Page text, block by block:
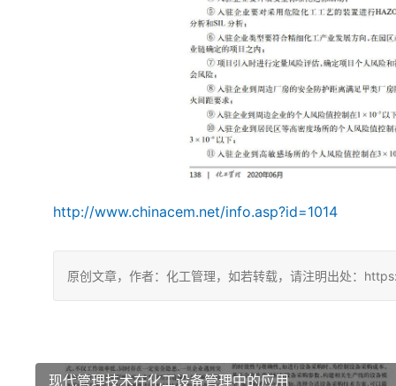
http://www.chinacem.net/info.asp?id=1014
原创文章，作者：化工管理，如若转载，请注明出处：
现代管理技术在化工设备管理中的应用